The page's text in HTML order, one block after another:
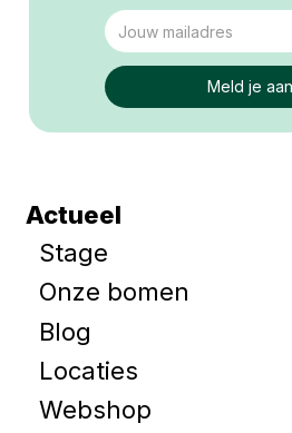
Actueel
Stage
Onze bomen
Blog
Locaties
Webshop